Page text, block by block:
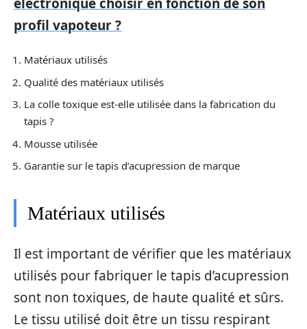
profil vapoteur ?
Matériaux utilisés
Qualité des matériaux utilisés
La colle toxique est-elle utilisée dans la fabrication du
tapis ?
Mousse utilisée
Garantie sur le tapis d’acupression de marque
Matériaux utilisés
Il est important de vérifier que les matériaux
utilisés pour fabriquer le tapis d’acupression
sont non toxiques, de haute qualité et sûrs.
Le tissu utilisé doit être un tissu respirant